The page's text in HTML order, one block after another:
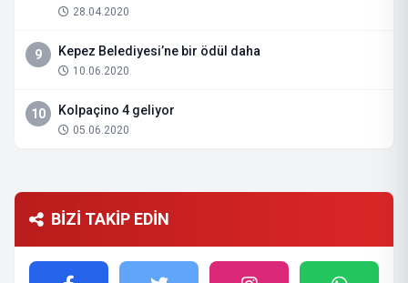
28.04.2020
9 Kepez Belediyesi’ne bir ödül daha
10.06.2020
10 Kolpaçino 4 geliyor
05.06.2020
BİZİ TAKİP EDİN